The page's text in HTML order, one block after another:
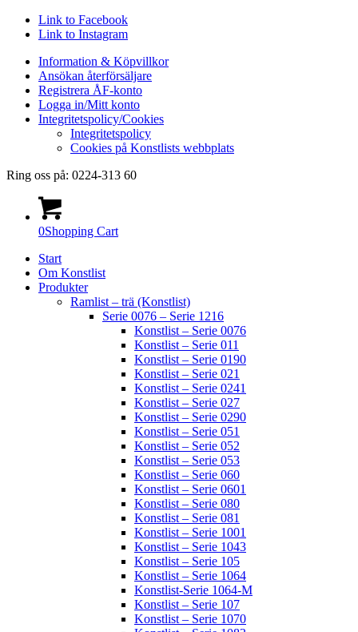
Link to Facebook
Link to Instagram
Information & Köpvillkor
Ansökan återförsäljare
Registrera ÅF-konto
Logga in/Mitt konto
Integritetspolicy/Cookies
Integritetspolicy
Cookies på Konstlists webbplats
Ring oss på: 0224-313 60
0Shopping Cart
Start
Om Konstlist
Produkter
Ramlist – trä (Konstlist)
Serie 0076 – Serie 1216
Konstlist – Serie 0076
Konstlist – Serie 011
Konstlist – Serie 0190
Konstlist – Serie 021
Konstlist – Serie 0241
Konstlist – Serie 027
Konstlist – Serie 0290
Konstlist – Serie 051
Konstlist – Serie 052
Konstlist – Serie 053
Konstlist – Serie 060
Konstlist – Serie 0601
Konstlist – Serie 080
Konstlist – Serie 081
Konstlist – Serie 1001
Konstlist – Serie 1043
Konstlist – Serie 105
Konstlist – Serie 1064
Konstlist-Serie 1064-M
Konstlist – Serie 107
Konstlist – Serie 1070